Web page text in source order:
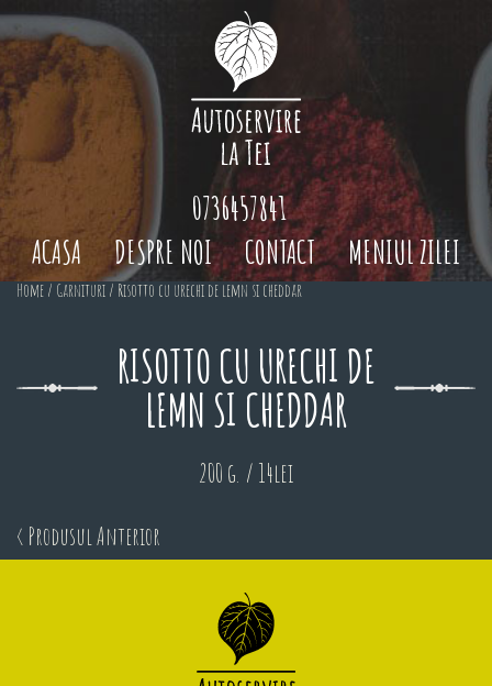
ACASA DESPRE NOI CONTACT MENIUL ZILEI
0736457841
Home / Garnituri / Risotto cu urechi de lemn si cheddar
RISOTTO CU URECHI DE
LEMN SI CHEDDAR
200 g. / 14lei
< Produsul Anterior